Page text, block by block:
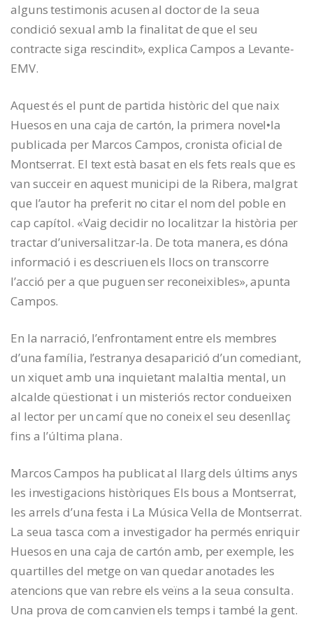
alguns testimonis acusen al doctor de la seua
condició sexual amb la finalitat de que el seu
contracte siga rescindit», explica Campos a Levante-
EMV.
Aquest és el punt de partida històric del que naix
Huesos en una caja de cartón, la primera novel•la
publicada per Marcos Campos, cronista oficial de
Montserrat. El text està basat en els fets reals que es
van succeir en aquest municipi de la Ribera, malgrat
que l’autor ha preferit no citar el nom del poble en
cap capítol. «Vaig decidir no localitzar la història per
tractar d’universalitzar-la. De tota manera, es dóna
informació i es descriuen els llocs on transcorre
l’acció per a que puguen ser reconeixibles», apunta
Campos.
En la narració, l’enfrontament entre els membres
d’una família, l’estranya desaparició d’un comediant,
un xiquet amb una inquietant malaltia mental, un
alcalde qüestionat i un misteriós rector condueixen
al lector per un camí que no coneix el seu desenllaç
fins a l’última plana.
Marcos Campos ha publicat al llarg dels últims anys
les investigacions històriques Els bous a Montserrat,
les arrels d’una festa i La Música Vella de Montserrat.
La seua tasca com a investigador ha permés enriquir
Huesos en una caja de cartón amb, per exemple, les
quartilles del metge on van quedar anotades les
atencions que van rebre els veïns a la seua consulta.
Una prova de com canvien els temps i també la gent.